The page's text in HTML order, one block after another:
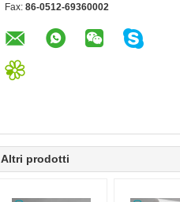
Fax: 86-0512-69360002
Altri prodotti